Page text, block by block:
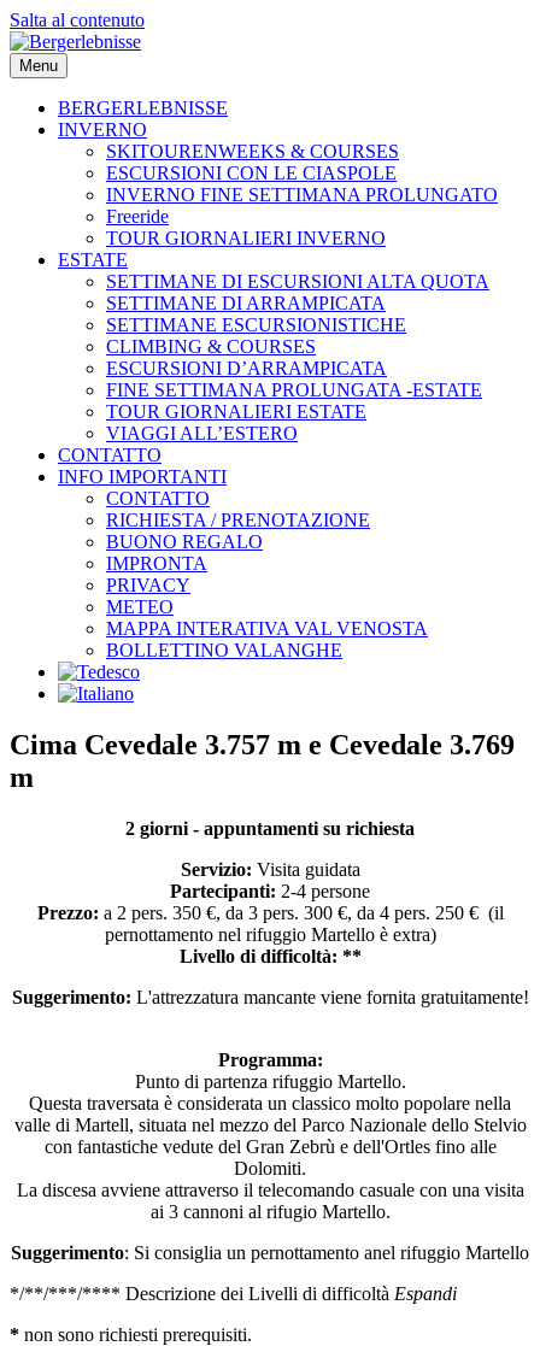
Salta al contenuto
Menu
BERGERLEBNISSE
INVERNO
SKITOURENWEEKS & COURSES
ESCURSIONI CON LE CIASPOLE
INVERNO FINE SETTIMANA PROLUNGATO
Freeride
TOUR GIORNALIERI INVERNO
ESTATE
SETTIMANE DI ESCURSIONI ALTA QUOTA
SETTIMANE DI ARRAMPICATA
SETTIMANE ESCURSIONISTICHE
CLIMBING & COURSES
ESCURSIONI D’ARRAMPICATA
FINE SETTIMANA PROLUNGATA -ESTATE
TOUR GIORNALIERI ESTATE
VIAGGI ALL’ESTERO
CONTATTO
INFO IMPORTANTI
CONTATTO
RICHIESTA / PRENOTAZIONE
BUONO REGALO
IMPRONTA
PRIVACY
METEO
MAPPA INTERATIVA VAL VENOSTA
BOLLETTINO VALANGHE
Cima Cevedale 3.757 m e Cevedale 3.769
m
2 giorni - appuntamenti su richiesta
Servizio: Visita guidata
Partecipanti: 2-4 persone
Prezzo: a 2 pers. 350 €, da 3 pers. 300 €, da 4 pers. 250 € (il
pernottamento nel rifuggio Martello è extra)
Livello di difficoltà: **
Suggerimento: L'attrezzatura mancante viene fornita gratuitamente!
Programma:
Punto di partenza rifuggio Martello.
Questa traversata è considerata un classico molto popolare nella
valle di Martell, situata nel mezzo del Parco Nazionale dello Stelvio
con fantastiche vedute del Gran Zebrù e dell'Ortles fino alle
Dolomiti.
La discesa avviene attraverso il telecomando casuale con una visita
ai 3 cannoni al rifugio Martello.
Suggerimento: Si consiglia un pernottamento anel rifuggio Martello
*/**/***/**** Descrizione dei Livelli di difficoltà Espandi
* non sono richiesti prerequisiti.